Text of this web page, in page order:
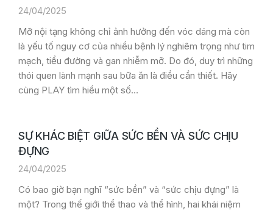
24/04/2025
Mỡ nội tạng không chỉ ảnh hưởng đến vóc dáng mà còn
là yếu tố nguy cơ của nhiều bệnh lý nghiêm trọng như tim
mạch, tiểu đường và gan nhiễm mỡ. Do đó, duy trì những
thói quen lành mạnh sau bữa ăn là điều cần thiết. Hãy
cùng PLAY tìm hiểu một số…
SỰ KHÁC BIỆT GIỮA SỨC BỀN VÀ SỨC CHỊU
ĐỰNG
24/04/2025
Có bao giờ bạn nghĩ “sức bền” và “sức chịu đựng” là
một? Trong thế giới thể thao và thể hình, hai khái niệm